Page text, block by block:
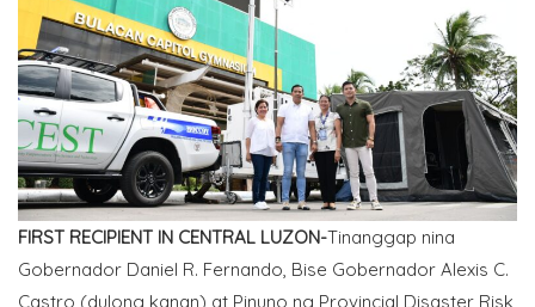
FIRST RECIPIENT IN CENTRAL LUZON-Tinanggap nina
Gobernador Daniel R. Fernando, Bise Gobernador Alexis C.
Castro (dulong kanan) at Pinuno ng Provincial Disaster Risk